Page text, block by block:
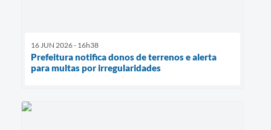
16 JUN 2026 - 16h38
Prefeitura notifica donos de terrenos e alerta
para multas por irregularidades